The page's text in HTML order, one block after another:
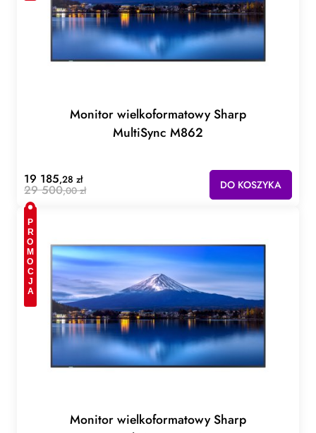
Monitor wielkoformatowy Sharp
MultiSync M862
19 185,28 zł
29 500,00 zł DO KOSZYKA
PROMOCJA
Monitor wielkoformatowy Sharp